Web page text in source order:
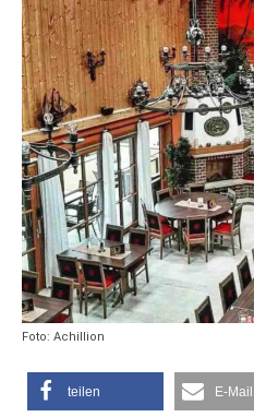
Foto: Achillion
teilen E-Mail